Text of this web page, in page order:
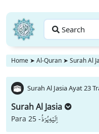
Search
Home ➤ Al-Quran ➤ Surah Al
Surah Al Jasia Ayat 23
Surah Al Jasia
Para 25 -اِلَیْهِ یُرَدُّ